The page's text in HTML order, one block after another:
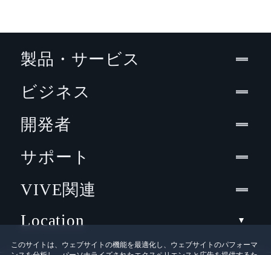
このサイトは、ウェブサイトの機能を最適化し、ウェブサイトのパフォーマ
製品・サービス
ビジネス
開発者
サポート
VIVE関連
Location